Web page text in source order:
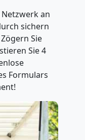
an
sichern
Sie
Sie 4
Formulars